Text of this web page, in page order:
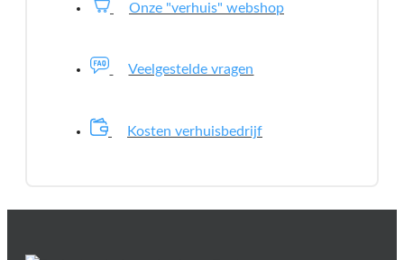
Onze "verhuis" webshop
Veelgestelde vragen
Kosten verhuisbedrijf